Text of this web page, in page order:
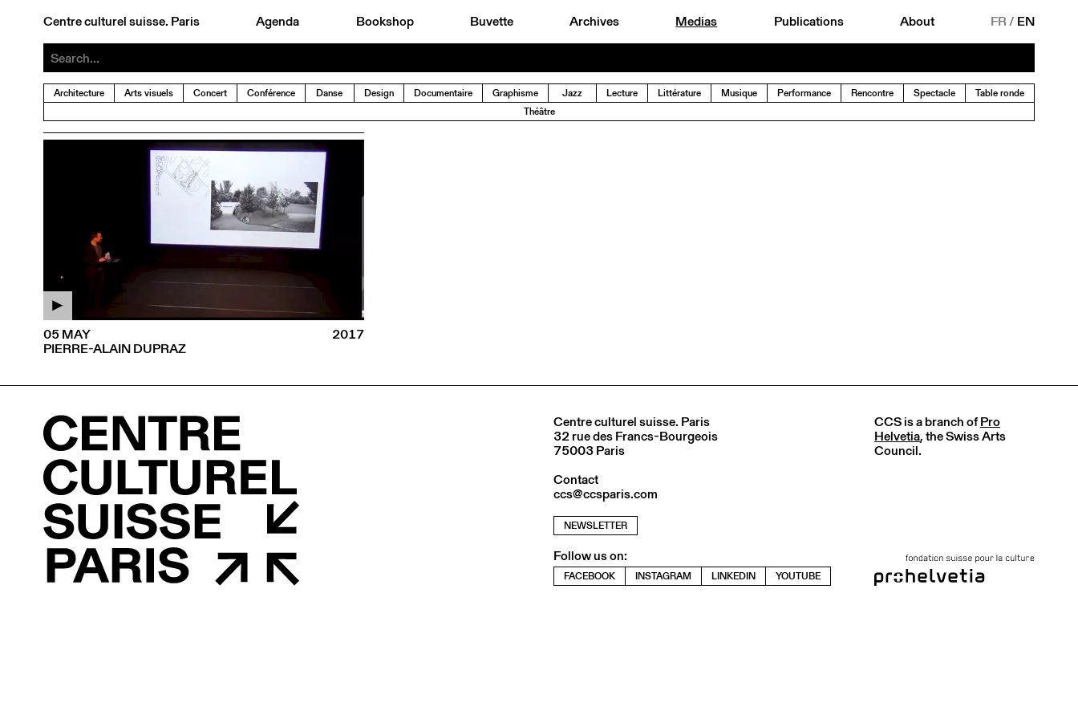
Centre culturel suisse. Paris Agenda Bookshop Buvette Archives Medias Publications About FR/ EN
Architecture Arts visuels Concert Conférence Danse Design Documentaire Graphisme Jazz Lecture Littérature Musique Performance Rencontre Spectacle
Table ronde
Théâtre
PIERRE-ALAIN DUPRAZ
05 MAY 2017
Centre culturel suisse. Paris
32 rue des Francs-Bourgeois
75003 Paris
Contact
ccs@ccsparis.com
NEWSLETTER
Follow us on:
FACEBOOK INSTAGRAM LINKEDIN YOUTUBE
CCS is a branch ofPro
Helvetia, the Swiss Arts
Council.